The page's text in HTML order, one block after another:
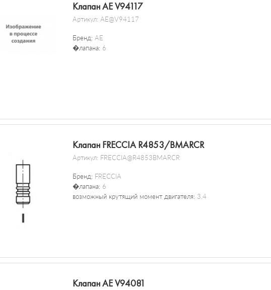
Клапан AE V94117
Артикул: AE@V94117
Бренд: AE
�лапана: 6
Клапан FRECCIA R4853/BMARCR
Артикул: FRECCIA@R4853BMARCR
Бренд: FRECCIA
�лапана: 6
возможный крутящий момент двигателя: 3.4
Клапан AE V94081